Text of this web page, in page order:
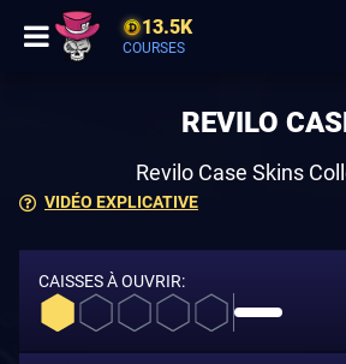
13.5K
COURSES
VIDÉO EXPLICATIVE
REVILO
Revilo Case Skins
CAISSES À OUVRIR: